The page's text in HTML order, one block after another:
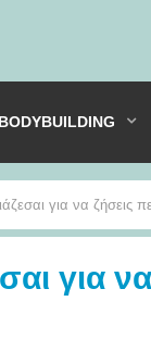
BODYBUILDING
για να ζήσεις
για